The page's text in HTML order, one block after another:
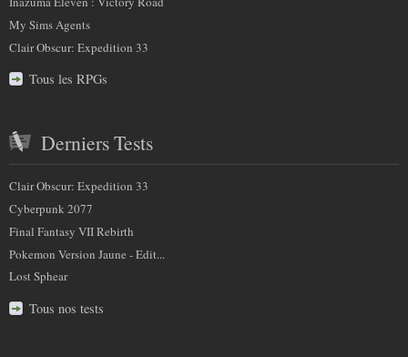
My Sims Agents
Clair Obscur: Expedition 33
Tous les RPGs
Derniers Tests
Clair Obscur: Expedition 33
Cyberpunk 2077
Final Fantasy VII Rebirth
Pokemon Version Jaune - Edit...
Lost Sphear
Tous nos tests